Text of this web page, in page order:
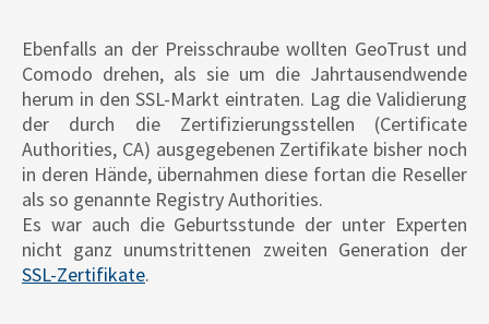
Ebenfalls an der Preisschraube wollten GeoTrust und
Comodo drehen, als sie um die Jahrtausendwende
herum in den SSL-Markt eintraten. Lag die Validierung
der durch die Zertifizierungsstellen (Certificate
Authorities, CA) ausgegebenen Zertifikate bisher noch
in deren Hände, übernahmen diese fortan die Reseller
als so genannte Registry Authorities.
Es war auch die Geburtsstunde der unter Experten
nicht ganz unumstrittenen zweiten Generation der
SSL-Zertifikate.